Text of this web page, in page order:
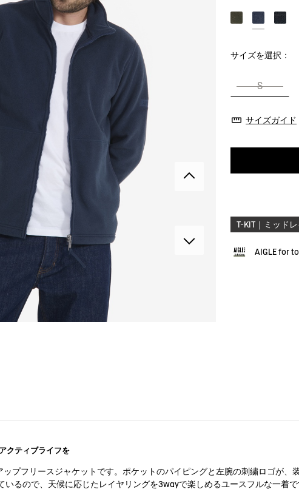
サイズを選択：
S
サイズガイド
T-KIT｜ミッド
AIGLE for
クティブライフを
プフリースジャケットです。ポケットのパイピングと左腕の刺繍ロゴが、
いるので、天候に応じたレイヤリングを3wayで楽しめるユースフルな一着で